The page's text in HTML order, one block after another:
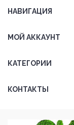
НАВИГАЦИЯ
МОЙ АККАУНТ
КАТЕГОРИИ
КОНТАКТЫ